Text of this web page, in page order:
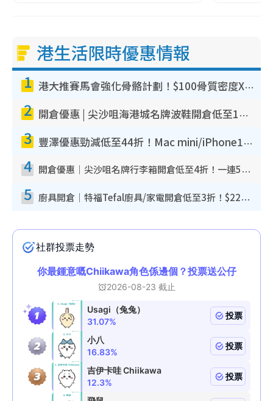
港生活限時優惠情報
1 港大推賽馬會強化骨骼計劃！$100骨質密度X光檢查 完成免費運動訓練送超市禮券！附參加資格
2 開倉優惠 | 尖沙咀海港城名牌波鞋開倉低至1折！On鞋$899起／Joy&Peace鞋履$98起
3 豐澤優惠勁減低至44折！Mac mini/iPhone17Pro大減價！廚房家電$220起
4 開倉優惠｜尖沙咀名牌行李箱開倉低至4折！一連5日 American Tourister/ace./Hallmark $200起！
5 廚具開倉｜特福Tefal廚具/家電開倉低至3折！$220起買平底鍋/炒鑊/湯煲！電飯煲/吸塵機/燙斗$418起